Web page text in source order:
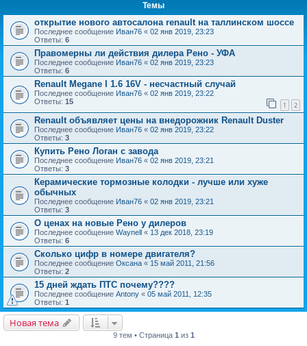
Темы
открытие нового автосалона renault на таллинском шоссе
Последнее сообщение Иван76 « 02 янв 2019, 23:23
Ответы: 6
Правомерны ли действия дилера Рено - УФА
Последнее сообщение Иван76 « 02 янв 2019, 23:23
Ответы: 6
Renault Megane I 1.6 16V - несчастный случай
Последнее сообщение Иван76 « 02 янв 2019, 23:22
Ответы: 15 1 2
Renault объявляет цены на внедорожник Renault Duster
Последнее сообщение Иван76 « 02 янв 2019, 23:22
Ответы: 3
Купить Рено Логан с завода
Последнее сообщение Иван76 « 02 янв 2019, 23:21
Ответы: 3
Керамические тормозные колодки - лучше или хуже
обычных
Последнее сообщение Иван76 « 02 янв 2019, 23:21
Ответы: 3
О ценах на новые Рено у дилеров
Последнее сообщение Waynell « 13 дек 2018, 23:19
Ответы: 6
Сколько цифр в номере двигателя?
Последнее сообщение Оксана « 15 май 2011, 21:56
Ответы: 2
15 дней ждать ПТС почему????
Последнее сообщение Antony « 05 май 2011, 12:35
Ответы: 1
Новая тема
9 тем • Страница 1 из 1